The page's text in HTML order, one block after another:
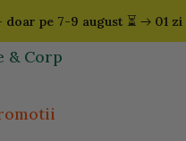
doar pe 7-9 august ⏳ 01
& Corp